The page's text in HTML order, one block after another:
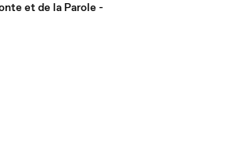
et de la Parole -